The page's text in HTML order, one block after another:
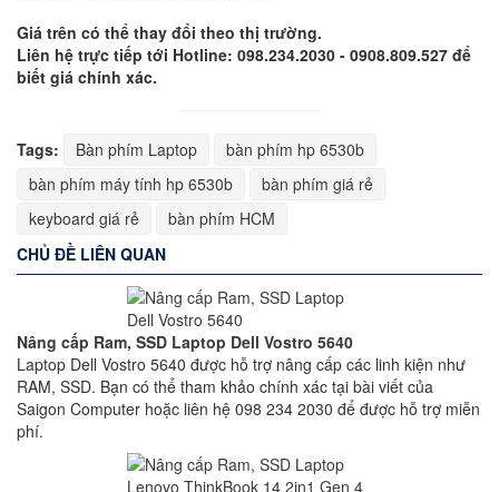
Giá trên có thể thay đổi theo thị trường.
Liên hệ trực tiếp tới Hotline: 098.234.2030 - 0908.809.527 để
biết giá chính xác.
Tags: Bàn phím Laptop
bàn phím hp 6530b
bàn phím máy tính hp 6530b
bàn phím giá rẻ
keyboard giá rẻ
bàn phím HCM
CHỦ ĐỀ LIÊN QUAN
Nâng cấp Ram, SSD Laptop Dell Vostro 5640
Laptop Dell Vostro 5640 được hỗ trợ nâng cấp các linh kiện như
RAM, SSD. Bạn có thể tham khảo chính xác tại bài viết của
Saigon Computer hoặc liên hệ 098 234 2030 để được hỗ trợ miễn
phí.